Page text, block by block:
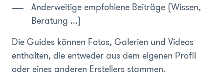
Anderweitige empfohlene Beiträge (Wissen,
Beratung ...)
Die Guides können Fotos, Galerien und Videos
enthalten, die entweder aus dem eigenen Profil
oder eines anderen Erstellers stammen.